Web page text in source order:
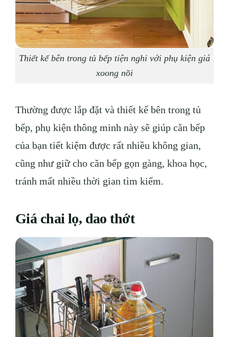
Thiết kế bên trong tủ bếp tiện nghi với phụ kiện giá
xoong nồi
Thường được lắp đặt và thiết kế bên trong tủ
bếp, phụ kiện thông minh này sẽ giúp căn bếp
của bạn tiết kiệm được rất nhiều không gian,
cũng như giữ cho căn bếp gọn gàng, khoa học,
tránh mất nhiều thời gian tìm kiếm.
Giá chai lọ, dao thớt